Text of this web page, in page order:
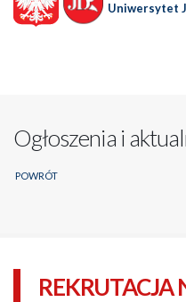
Uniwersytet
Ogłoszenia i
POWRÓT
REKRUTACJA